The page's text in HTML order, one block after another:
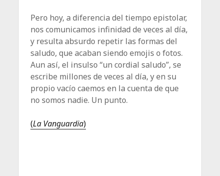
Pero hoy, a diferencia del tiempo epistolar,
nos comunicamos infinidad de veces al día,
y resulta absurdo repetir las formas del
saludo, que acaban siendo emojis o fotos.
Aun así, el insulso “un cordial saludo”, se
escribe millones de veces al día, y en su
propio vacío caemos en la cuenta de que
no somos nadie. Un punto.
(La Vanguardia)